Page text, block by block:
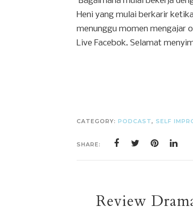
Heni yang mulai berkarir
menunggu momen mengajar
Live Facebok. Selamat
CATEGORY: PODCAST, SELF
SHARE:
Review